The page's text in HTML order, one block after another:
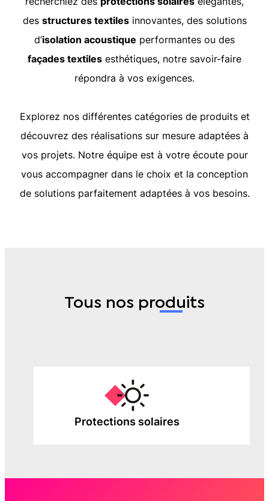
des structures textilesinnovantes, des solutions
d’isolation acoustique performantes ou des
façades textiles esthétiques, notre savoir-faire
répondra à vos exigences.
Explorez nos différentes catégories de produits et
découvrez des réalisations sur mesure adaptées à
vos projets. Notre équipe est à votre écoute pour
vous accompagner dans le choix et la conception
de solutions parfaitement adaptées à vos besoins.
Tous nos produits
Protections solaires